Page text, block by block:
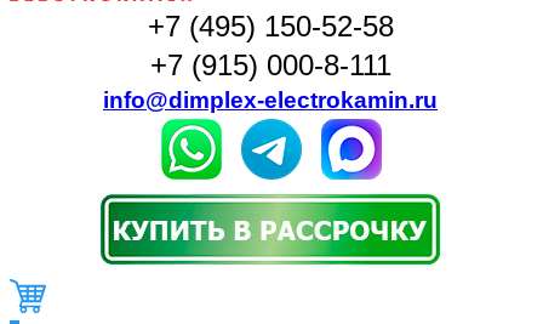
+7 (495) 150-52-58
+7 (915) 000-8-111
info@dimplex-electrokamin.ru